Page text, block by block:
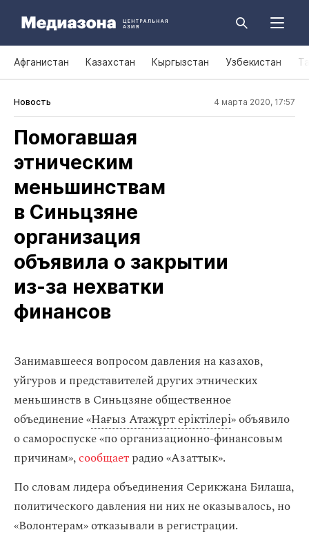
Афганистан Казахстан Кыргызстан Узбекистан
Новость 4 марта 2020, 17:57
Помогавшая
этническим
меньшинствам
в Синьцзяне
организация
объявила о закрытии
из‑за нехватки
финансов
Занимавшееся вопросом давления на казахов,
уйгуров и представителей других этнических
меньшинств в Синьцзяне общественное
объединение «Нағыз Атажұрт еріктілері» объявило
о самороспуске «по организационно-финансовым
причинам»,сообщаетрадио «Азаттык».
По словам лидера объединения Серикжана Билаша,
политического давления ни них не оказывалось, но
«Волонтерам» отказывали в регистрации.